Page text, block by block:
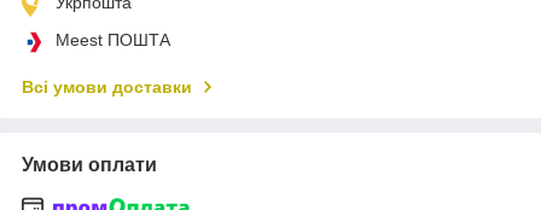
Meest ПОШТА
Всі умови доставки
Умови оплати